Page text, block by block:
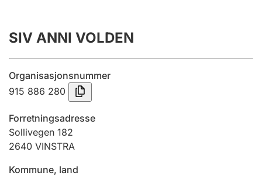
Innsending og forseinkingsgebyr
Tinglysing
Jeger
SIV ANNI VOLDEN
Organisasjonsnummer
915 886 280
Forretningsadresse
Sollivegen 182
2640 VINSTRA
Kommune, land